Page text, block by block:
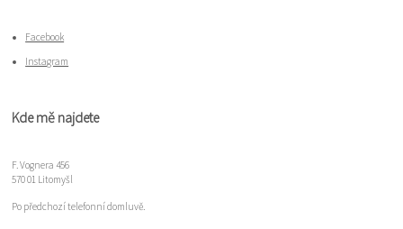
Facebook
Instagram
Kde mě najdete
F. Vognera 456
570 01 Litomyšl
Po předchozí telefonní domluvě.